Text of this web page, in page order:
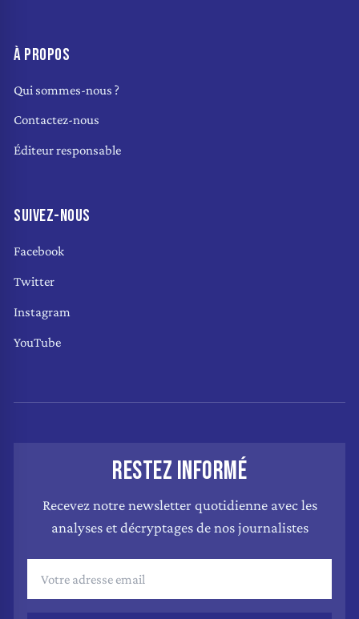
À PROPOS
Qui sommes-nous ?
Contactez-nous
Éditeur responsable
SUIVEZ-NOUS
Facebook
Twitter
Instagram
YouTube
RESTEZ INFORMÉ
Recevez notre newsletter quotidienne avec les
analyses et décryptages de nos journalistes